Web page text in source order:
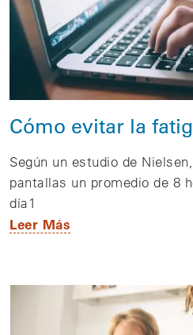
Cómo evitar la
Según un estudio de
pantallas un promedio de 8
día1
Leer Más